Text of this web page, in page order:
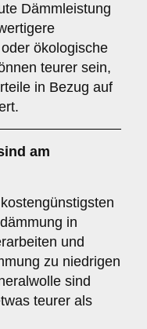
Dämmleistung
ökologische
teurer sein,
in Bezug auf
am
in
und
zu niedrigen
sind
teurer als